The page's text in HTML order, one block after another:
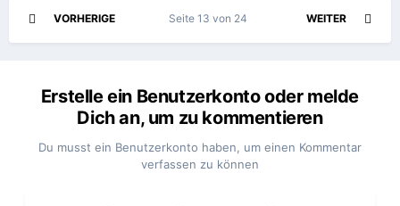
VORHERIGE WEITER
Seite 13 von 24
Erstelle ein Benutzerkonto oder melde
Dich an, um zu kommentieren
Du musst ein Benutzerkonto haben, um einen Kommentar
verfassen zu können